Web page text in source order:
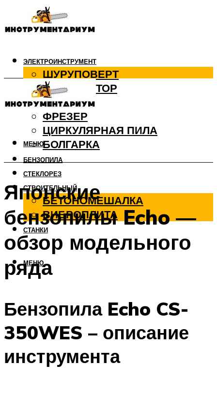
ЭЛЕКТРОИНСТРУМЕНТ
ШУРУПОВЕРТ
ПЕРФОРАТОР
ДРЕЛЬ
ФРЕЗЕР
ЦИРКУЛЯРНАЯ ПИЛА
БОЛГАРКА
БЕНЗОПИЛА
СТЕКЛОРЕЗ
СТРОИТЕЛЬНЫЙ
БЕТОНОМЕШАЛКА
ВИБРОПЛИТА
СТАНКИ
МЕНЮ
МЕНЮ
Японские
бензопилы Echo —
обзор модельного
ряда
Бензопила Echo CS-
350WES – описание
инструмента